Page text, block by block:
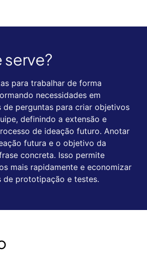
serve?
para trabalhar de forma
necessidades em
de perguntas para criar objetivos
definindo a extensão e
de ideação futuro. Anotar
futura e o objetivo da
concreta. Isso permite
mais rapidamente e economizar
de prototipação e testes.